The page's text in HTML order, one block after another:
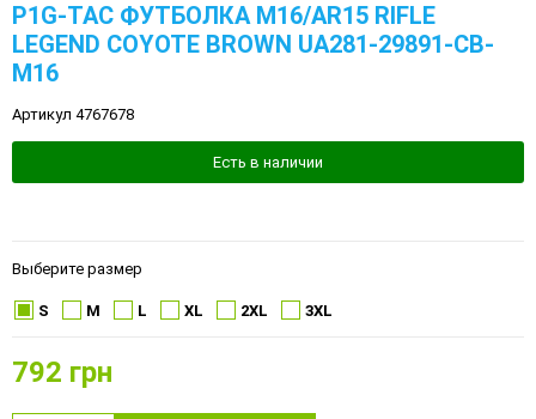
P1G-TAC ФУТБОЛКА M16/AR15 RIFLE
LEGEND COYOTE BROWN UA281-29891-CB-
M16
Артикул 4767678
Есть в наличии
Выберите размер
S M L XL 2XL 3XL
792 грн